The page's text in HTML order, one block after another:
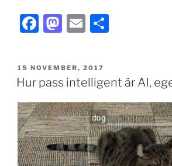
machine
learning
beslutstöd
inom
och
sjukvård”
F
c
e
b
o
o
k
M
st
o
d
o
n
E
ai
l
e
PUBLICERAT
15 NOVEMBER, 2017
Hur pass intelligent är AI,